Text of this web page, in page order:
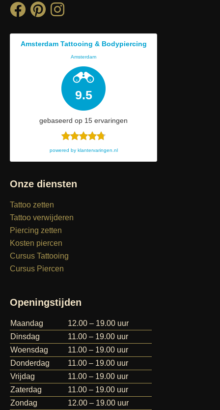
Amsterdam Tattooing & Bodypiercing
Amsterdam
9.5
gebaseerd op 15 ervaringen
powered by klantervaringen.nl
Onze diensten
Tattoo zetten
Tattoo verwijderen
Piercing zetten
Kosten piercen
Cursus Tattooing
Cursus Piercen
Openingstijden
Maandag
12.00 – 19.00 uur
Dinsdag
11.00 – 19.00 uur
Woensdag
11.00 – 19.00 uur
Donderdag
11.00 – 19.00 uur
Vrijdag
11.00 – 19.00 uur
Zaterdag
11.00 – 19.00 uur
Zondag
12.00 – 19.00 uur